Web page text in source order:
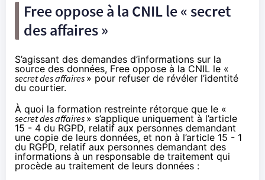
Free oppose à la CNIL le « secret
des affaires »
S’agissant des demandes d’informations sur la
source des données, Free oppose à la CNIL le «
secret des affaires » pour refuser de révéler l’identité
du courtier.
À quoi la formation restreinte rétorque que le «
secret des affaires » s’applique uniquement à l’article
15 - 4 du RGPD, relatif aux personnes demandant
une copie de leurs données, et non à l’article 15 - 1
du RGPD, relatif aux personnes demandant des
informations à un responsable de traitement qui
procède au traitement de leurs données :